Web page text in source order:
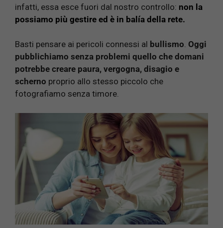
infatti, essa esce fuori dal nostro controllo: non la
possiamo più gestire ed è in balía della rete.
Basti pensare ai pericoli connessi al bullismo. Oggi
pubblichiamo senza problemi quello che domani
potrebbe creare paura, vergogna, disagio e
scherno proprio allo stesso piccolo che
fotografiamo senza timore.